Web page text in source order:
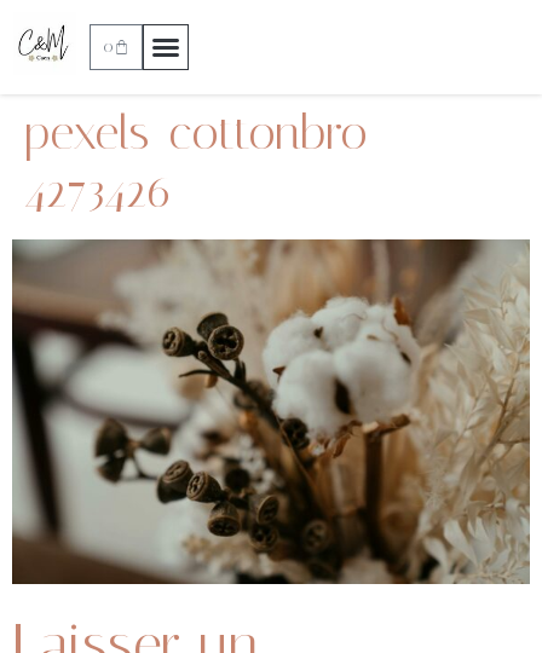
0
pexels-cottonbro-
4273426